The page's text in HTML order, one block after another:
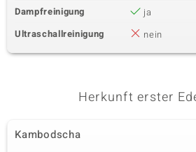
Dampfreinigung
ja
Ultraschallreinigung
nein
Herkunft erster
Kambodscha